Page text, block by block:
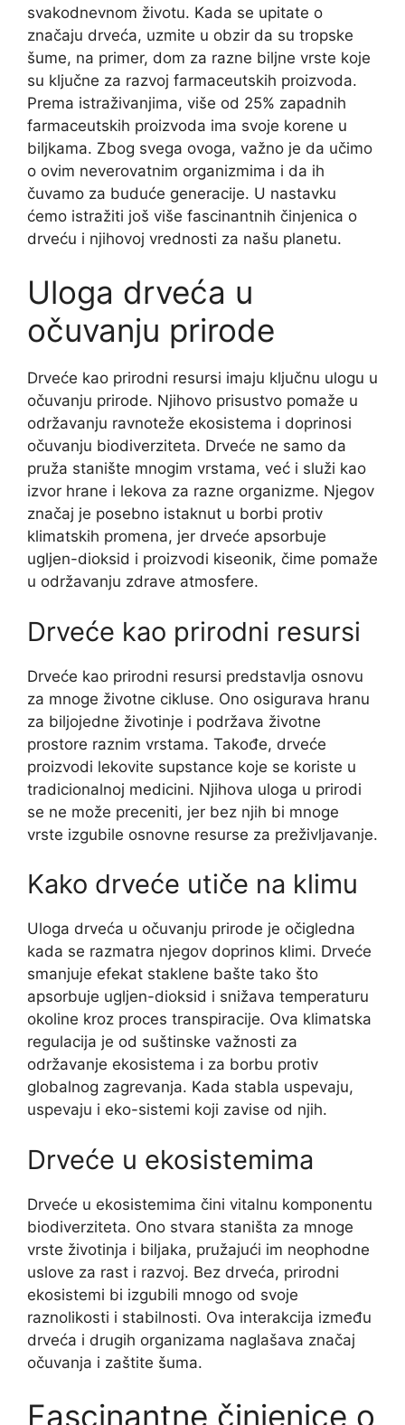
svakodnevnom životu. Kada se upitate o
značaju drveća, uzmite u obzir da su tropske
šume, na primer, dom za razne biljne vrste koje
su ključne za razvoj farmaceutskih proizvoda.
Prema istraživanjima, više od 25% zapadnih
farmaceutskih proizvoda ima svoje korene u
biljkama. Zbog svega ovoga, važno je da učimo
o ovim neverovatnim organizmima i da ih
čuvamo za buduće generacije. U nastavku
ćemo istražiti još više fascinantnih činjenica o
drveću i njihovoj vrednosti za našu planetu.
Uloga drveća u
očuvanju prirode
Drveće kao prirodni resursi imaju ključnu ulogu u
očuvanju prirode. Njihovo prisustvo pomaže u
održavanju ravnoteže ekosistema i doprinosi
očuvanju biodiverziteta. Drveće ne samo da
pruža stanište mnogim vrstama, već i služi kao
izvor hrane i lekova za razne organizme. Njegov
značaj je posebno istaknut u borbi protiv
klimatskih promena, jer drveće apsorbuje
ugljen-dioksid i proizvodi kiseonik, čime pomaže
u održavanju zdrave atmosfere.
Drveće kao prirodni resursi
Drveće kao prirodni resursi predstavlja osnovu
za mnoge životne cikluse. Ono osigurava hranu
za biljojedne životinje i podržava životne
prostore raznim vrstama. Takođe, drveće
proizvodi lekovite supstance koje se koriste u
tradicionalnoj medicini. Njihova uloga u prirodi
se ne može preceniti, jer bez njih bi mnoge
vrste izgubile osnovne resurse za preživljavanje.
Kako drveće utiče na klimu
Uloga drveća u očuvanju prirode je očigledna
kada se razmatra njegov doprinos klimi. Drveće
smanjuje efekat staklene bašte tako što
apsorbuje ugljen-dioksid i snižava temperaturu
okoline kroz proces transpiracije. Ova klimatska
regulacija je od suštinske važnosti za
održavanje ekosistema i za borbu protiv
globalnog zagrevanja. Kada stabla uspevaju,
uspevaju i eko-sistemi koji zavise od njih.
Drveće u ekosistemima
Drveće u ekosistemima čini vitalnu komponentu
biodiverziteta. Ono stvara staništa za mnoge
vrste životinja i biljaka, pružajući im neophodne
uslove za rast i razvoj. Bez drveća, prirodni
ekosistemi bi izgubili mnogo od svoje
raznolikosti i stabilnosti. Ova interakcija između
drveća i drugih organizama naglašava značaj
očuvanja i zaštite šuma.
Fascinantne činjenice o